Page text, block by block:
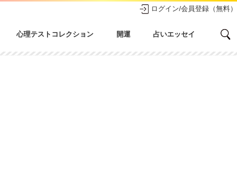
ログイン/会員登録（無料）
心理テストコレクション 開運 占いエッセイ